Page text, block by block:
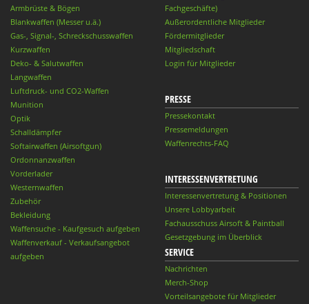
Armbrüste & Bögen
Blankwaffen (Messer u.ä.)
Gas-, Signal-, Schreckschusswaffen
Kurzwaffen
Deko- & Salutwaffen
Langwaffen
Luftdruck- und CO2-Waffen
Munition
Optik
Schalldämpfer
Softairwaffen (Airsoftgun)
Ordonnanzwaffen
Vorderlader
Westernwaffen
Zubehör
Bekleidung
Waffensuche - Kaufgesuch aufgeben
Waffenverkauf - Verkaufsangebot
aufgeben
Fachgeschäfte)
Außerordentliche Mitglieder
Fördermitglieder
Mitgliedschaft
Login für Mitglieder
PRESSE
Pressekontakt
Pressemeldungen
Waffenrechts-FAQ
INTERESSENVERTRETUNG
Interessenvertretung & Positionen
Unsere Lobbyarbeit
Fachausschuss Airsoft & Paintball
Gesetzgebung im Überblick
SERVICE
Nachrichten
Merch-Shop
Vorteilsangebote für Mitglieder